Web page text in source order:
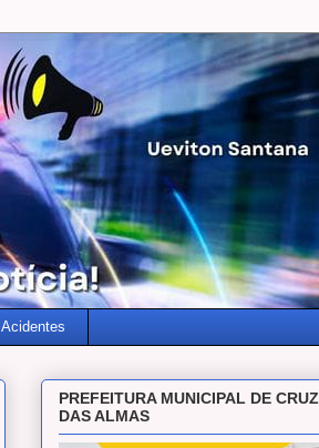
Acidentes
PREFEITURA MUNICIPAL DE CRUZ
DAS ALMAS